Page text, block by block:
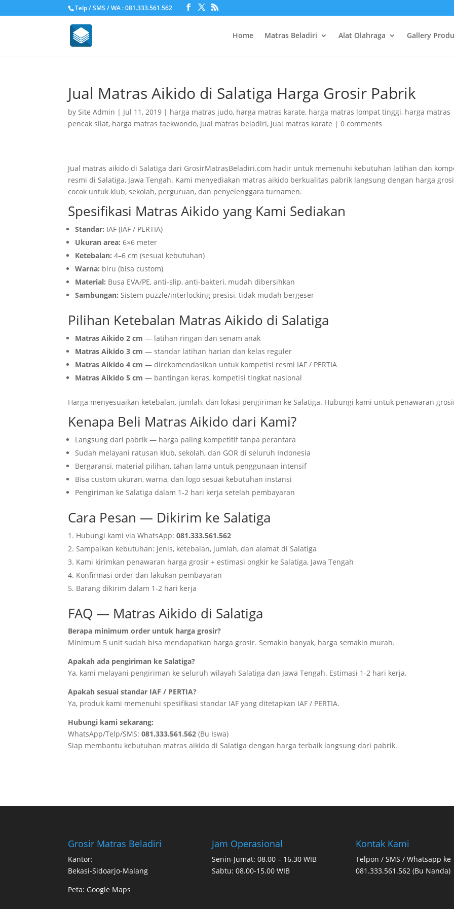
Telp / SMS / WA : 081.333.561.562
Home Matras Beladiri Alat Olahraga Gallery
Jual Matras Aikido di Salatiga Harga Grosir Pabrik
bySite Admin | Jul 11, 2019 | harga matras judo, harga matras karate, harga matras lompat tinggi, harga matras
pencak silat, harga matras taekwondo, jual matras beladiri, jual matras karate |0 comments
Jual matras aikido di Salatiga dari GrosirMatrasBeladiri.com hadir untuk memenuhi kebutuhan latihan dan
resmi di Salatiga, Jawa Tengah. Kami menyediakan matras aikido berkualitas pabrik langsung dengan harga
cocok untuk klub, sekolah, perguruan, dan penyelenggara turnamen.
Spesifikasi Matras Aikido yang Kami Sediakan
Standar: IAF (IAF / PERTIA)
Ukuran area: 6×6 meter
Ketebalan: 4–6 cm (sesuai kebutuhan)
Warna: biru (bisa custom)
Material: Busa EVA/PE, anti-slip, anti-bakteri, mudah dibersihkan
Sambungan: Sistem puzzle/interlocking presisi, tidak mudah bergeser
Pilihan Ketebalan Matras Aikido di Salatiga
Matras Aikido 2 cm — latihan ringan dan senam anak
Matras Aikido 3 cm — standar latihan harian dan kelas reguler
Matras Aikido 4 cm — direkomendasikan untuk kompetisi resmi IAF / PERTIA
Matras Aikido 5 cm — bantingan keras, kompetisi tingkat nasional
Harga menyesuaikan ketebalan, jumlah, dan lokasi pengiriman ke Salatiga. Hubungi kami untuk penawaran
Kenapa Beli Matras Aikido dari Kami?
Langsung dari pabrik — harga paling kompetitif tanpa perantara
Sudah melayani ratusan klub, sekolah, dan GOR di seluruh Indonesia
Bergaransi, material pilihan, tahan lama untuk penggunaan intensif
Bisa custom ukuran, warna, dan logo sesuai kebutuhan instansi
Pengiriman ke Salatiga dalam 1-2 hari kerja setelah pembayaran
Cara Pesan — Dikirim ke Salatiga
Hubungi kami via WhatsApp:081.333.561.562
Sampaikan kebutuhan: jenis, ketebalan, jumlah, dan alamat di Salatiga
Kami kirimkan penawaran harga grosir + estimasi ongkir ke Salatiga, Jawa Tengah
Konfirmasi order dan lakukan pembayaran
Barang dikirim dalam 1-2 hari kerja
FAQ — Matras Aikido di Salatiga
Berapa minimum order untuk harga grosir?
Minimum 5 unit sudah bisa mendapatkan harga grosir. Semakin banyak, harga semakin murah.
Apakah ada pengiriman ke Salatiga?
Ya, kami melayani pengiriman ke seluruh wilayah Salatiga dan Jawa Tengah. Estimasi 1-2 hari kerja.
Apakah sesuai standar IAF / PERTIA?
Ya, produk kami memenuhi spesifikasi standar IAF yang ditetapkan IAF / PERTIA.
Hubungi kami sekarang:
WhatsApp/Telp/SMS:081.333.561.562 (Bu Iswa)
Siap membantu kebutuhan matras aikido di Salatiga dengan harga terbaik langsung dari pabrik.
Grosir Matras Beladiri
Kantor:
Bekasi-Sidoarjo-Malang
Peta:Google Maps
Jam Operasional
Senin-Jumat: 08.00 – 16.30 WIB
Sabtu: 08.00-15.00 WIB
Kontak Kami
Telpon / SMS / Whatsapp ke
081.333.561.562 (Bu Nanda)